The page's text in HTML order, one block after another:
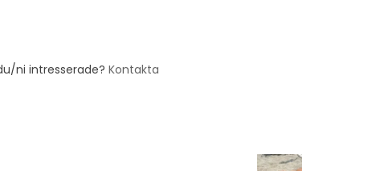
ni intresserade? Kontakta